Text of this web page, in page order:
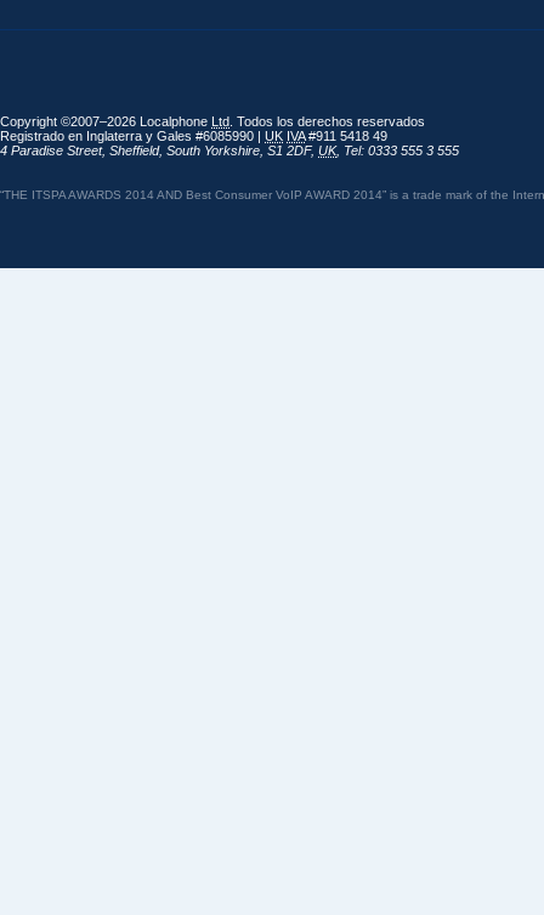
Copyright ©2007–2026 Localphone Ltd . Todos los derechos reservados
Registrado en Inglaterra y Gales #6085990 | UK IVA#911 5418 49
4 Paradise Street, Sheffield, South Yorkshire S1 2DF, UK, Tel: 0333 555 3 555
“THE ITSPA AWARDS 2014 AND Best Consumer VoIP AWARD 2014” is a trade mark of the